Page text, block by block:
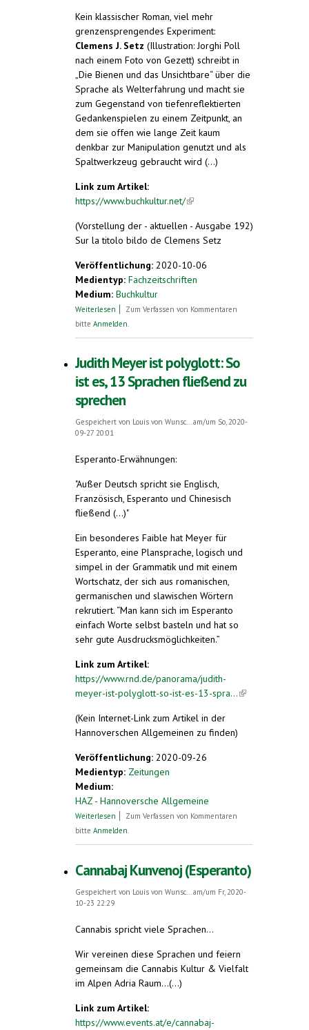
Kein klassischer Roman, viel mehr
grenzensprengendes Experiment:
Clemens J. Setz (Illustration: Jorghi Poll
nach einem Foto von Gezett) schreibt in
„Die Bienen und das Unsichtbare“ über die
Sprache als Welterfahrung und macht sie
zum Gegenstand von tiefenreflektierten
Gedankenspielen zu einem Zeitpunkt, an
dem sie offen wie lange Zeit kaum
denkbar zur Manipulation genutzt und als
Spaltwerkzeug gebraucht wird (...)
Link zum Artikel:
https://www.buchkultur.net/(link is external)
(Vorstellung der - aktuellen - Ausgabe 192)
Sur la titolo bildo de Clemens Setz
Veröffentlichung: 2020-10-06
Medientyp: Fachzeitschriften
Medium: Buchkultur
Weiterlesen über Von Bienen und Sprachen
Zum Verfassen von Kommentaren
bitte Anmelden
Judith Meyer ist polyglott: So
ist es, 13 Sprachen fließend zu
sprechen
Gespeichert von Louis von Wunsc...am/um So, 2020-
09-27 20:01
Esperanto-Erwähnungen:
"Außer Deutsch spricht sie Englisch,
Französisch, Esperanto und Chinesisch
fließend (...)"
Ein besonderes Faible hat Meyer für
Esperanto, eine Plansprache, logisch und
simpel in der Grammatik und mit einem
Wortschatz, der sich aus romanischen,
germanischen und slawischen Wörtern
rekrutiert. “Man kann sich im Esperanto
einfach Worte selbst basteln und hat so
sehr gute Ausdrucksmöglichkeiten.”
Link zum Artikel:
https://www.rnd.de/panorama/judith-
meyer-ist-polyglott-so-ist-es-13-spra...(link is
(Kein Internet-Link zum Artikel in der
Hannoverschen Allgemeinen zu finden)
Veröffentlichung: 2020-09-26
Medientyp: Zeitungen
Medium:
HAZ - Hannoversche Allgemeine
Weiterlesen über Judith Meyer ist polyglott: So ist es,
Zum Verfassen von Kommentaren
bitte Anmelden.
Cannabaj Kunvenoj (Esperanto)
Gespeichert von Louis von Wunsc...am/um Fr, 2020-
10-23 22:29
Cannabis spricht viele Sprachen...
Wir vereinen diese Sprachen und feiern
gemeinsam die Cannabis Kultur & Vielfalt
im Alpen Adria Raum...(...)
Link zum Artikel:
https://www.events.at/e/cannabaj-